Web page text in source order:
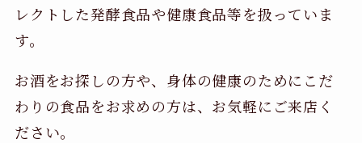
レクトした発酵食品や健康食品等を扱っていま
す。
お酒をお探しの方や、身体の健康のためにこだ
わりの食品をお求めの方は、お気軽にご来店く
ださい。